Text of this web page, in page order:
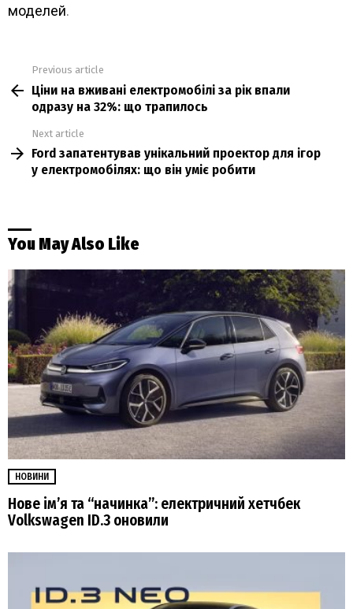
моделей.
more
Previous article
Ціни на вживані електромобілі за рік впали
одразу на 32%: що трапилось
Next article
Ford запатентував унікальний проектор для ігор
у електромобілях: що він уміє робити
You May Also Like
НОВИНИ
Нове ім’я та “начинка”: електричний хетчбек
Volkswagen ID.3 оновили